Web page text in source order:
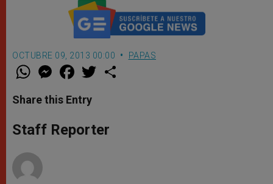
OCTUBRE 09, 2013 00:00 PAPAS
W
t
s
p
p
M
e
s
e
g
e
F
a
e
b
o
k
w
r
Share this Entry
Staff Reporter